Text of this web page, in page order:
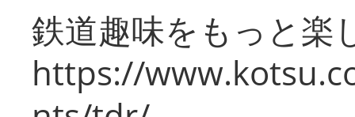
鉄道趣味をもっと楽
https://